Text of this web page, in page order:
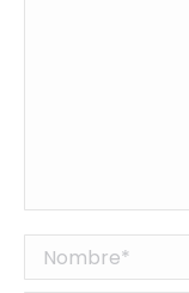
Nombre *